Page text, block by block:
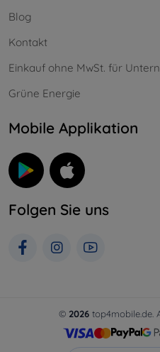
Blog
Kontakt
Einkauf ohne MwSt. für
Grüne Energie
Mobile Applikation
Folgen Sie uns
© 2026 top4mobile.de.